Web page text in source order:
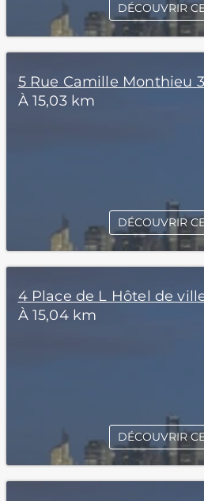
DÉCOUVRIR
5 Rue Camille Monthieu
À 15,03 km
DÉCOUVRIR
4 Place de L Hôtel de
À 15,04 km
DÉCOUVRIR